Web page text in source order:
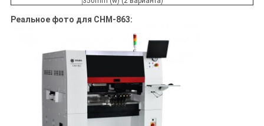
Реальное фото для CHM-863: